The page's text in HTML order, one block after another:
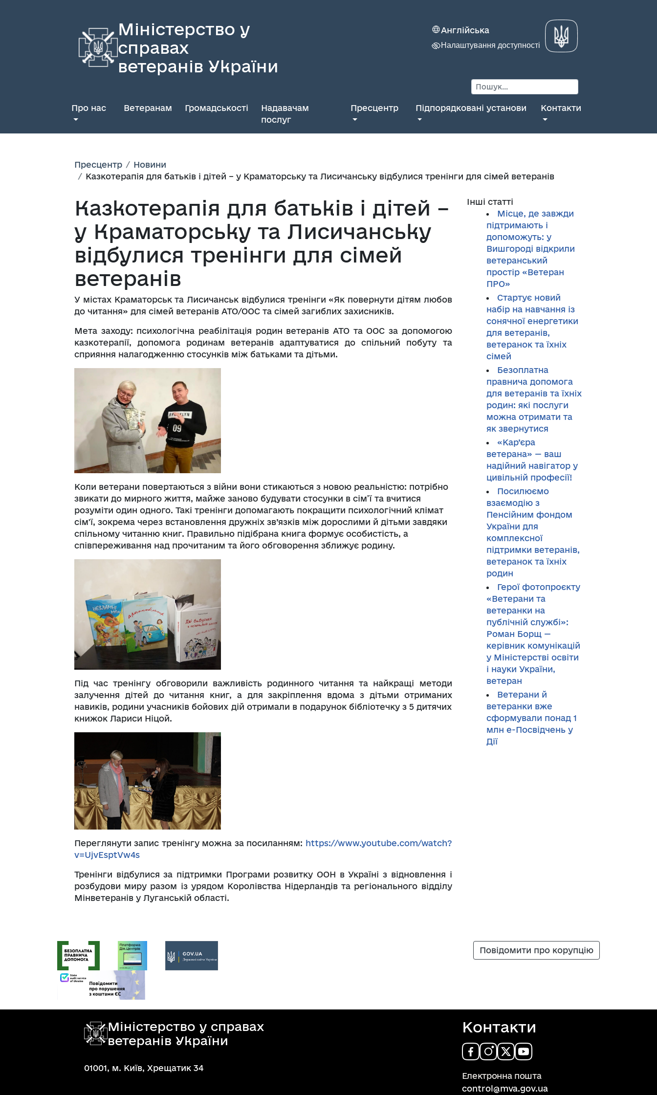
Міністерство у
справах
ветеранів України
Англійська
Налаштування доступності
Про нас Ветеранам Громадськості
Надавачам
послуг
Пресцентр Підпорядковані установи Контакти
Пресцентр
Новини
Казкотерапія для батьків і дітей – у Краматорську та Лисичанську відбулися тренінги для сімей ветеранів
Казкотерапія для батьків і дітей –
у Краматорську та Лисичанську
відбулися тренінги для сімей
ветеранів
У містах Краматорськ та Лисичанськ відбулися тренінги «Як повернути дітям любов
до читання» для сімей ветеранів АТО/ООС та сімей загиблих захисників.
Мета заходу: психологічна реабілітація родин ветеранів АТО та ООС за допомогою
казкотерапії, допомога родинам ветеранів адаптуватися до спільний побуту та
сприяння налагодженню стосунків між батьками та дітьми.
Коли ветерани повертаються з війни вони стикаються з новою реальністю: потрібно
звикати до мирного життя, майже заново будувати стосунки в сім’ї та вчитися
розуміти один одного. Такі тренінги допомагають покращити психологічний клімат
сім'ї, зокрема через встановлення дружніх зв’язків між дорослими й дітьми завдяки
спільному читанню книг. Правильно підібрана книга формує особистість, а
співпереживання над прочитаним та його обговорення зближує родину.
Під час тренінгу обговорили важливість родинного читання та найкращі методи
залучення дітей до читання книг, а для закріплення вдома з дітьми отриманих
навиків, родини учасників бойових дій отримали в подарунок бібліотечку з 5 дитячих
книжок Лариси Ніцой.
Переглянути запис тренінгу можна за посиланням: https://www.youtube.com/watch?
v=UjvEsptVw4s
Тренінги відбулися за підтримки Програми розвитку ООН в Україні з відновлення і
розбудови миру разом із урядом Королівства Нідерландів та регіонального відділу
Мінветеранів у Луганській області.
Інші статті
Місце, де завжди
підтримають і
допоможуть: у
Вишгороді відкрили
ветеранський
простір «Ветеран
ПРО»
Стартує новий
набір на навчання із
сонячної енергетики
для ветеранів,
ветеранок та їхніх
сімей
Безоплатна
правнича допомога
для ветеранів та їхніх
родин: які послуги
можна отримати та
як звернутися
«Кар’єра
ветерана» — ваш
надійний навігатор у
цивільній професії!
Посилюємо
взаємодію з
Пенсійним фондом
України для
комплексної
підтримки ветеранів,
ветеранок та їхніх
родин
Герої фотопроєкту
«Ветерани та
ветеранки на
публічній службі»:
Роман Борщ —
керівник комунікацій
у Міністерстві освіти
і науки України,
ветеран
Ветерани й
ветеранки вже
сформували понад 1
млн е-Посвідчень у
Дії
Повідомити про корупцію
Міністерство у справах
ветеранів України
01001, м. Київ, Хрещатик 34
Контакти
Електронна пошта
control@mva.gov.ua